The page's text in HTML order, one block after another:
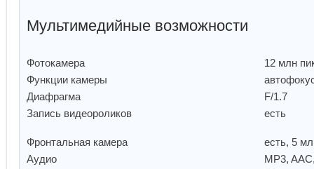
Мультимедийные возможности
Фотокамера
12 млн
Функции камеры
Диафрагма
F/1.7
Запись видеороликов
есть
Фронтальная камера
есть, 5
Аудио
MP3,